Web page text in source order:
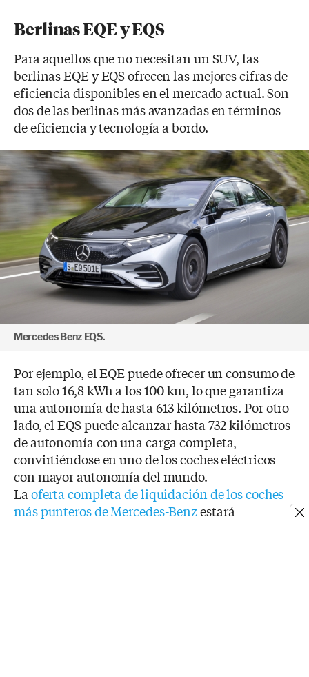
Berlinas EQE y EQS
Para aquellos que no necesitan un SUV, las
berlinas EQE y EQS ofrecen las mejores cifras de
eficiencia disponibles en el mercado actual. Son
dos de las berlinas más avanzadas en términos
de eficiencia y tecnología a bordo.
Mercedes Benz EQS.
Por ejemplo, el EQE puede ofrecer un consumo de
tan solo 16,8 kWh a los 100 km, lo que garantiza
una autonomía de hasta 613 kilómetros. Por otro
lado, el EQS puede alcanzar hasta 732 kilómetros
de autonomía con una carga completa,
convirtiéndose en uno de los coches eléctricos
con mayor autonomía del mundo.
La oferta completa de liquidación de los coches
más punteros de Mercedes-Benzestará